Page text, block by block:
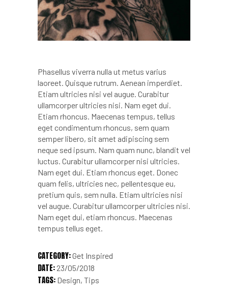
Phasellus viverra nulla ut metus varius
laoreet. Quisque rutrum. Aenean imperdiet.
Etiam ultricies nisi vel augue. Curabitur
ullamcorper ultricies nisi. Nam eget dui.
Etiam rhoncus. Maecenas tempus, tellus
eget condimentum rhoncus, sem quam
semper libero, sit amet adipiscing sem
neque sed ipsum. Nam quam nunc, blandit vel
luctus. Curabitur ullamcorper nisi ultricies.
Nam eget dui. Etiam rhoncus eget. Donec
quam felis, ultricies nec, pellentesque eu,
pretium quis, sem nulla. Etiam ultricies nisi
vel augue. Curabitur ullamcorper ultricies nisi.
Nam eget dui, etiam rhoncus. Maecenas
tempus tellus eget.
CATEGORY:Get Inspired
DATE: 23/05/2018
TAGS: Design Tips